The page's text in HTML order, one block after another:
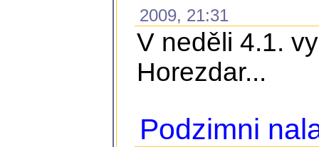
2009, 21:31
V neděli 4.1.
Horezdar...
Podzimni